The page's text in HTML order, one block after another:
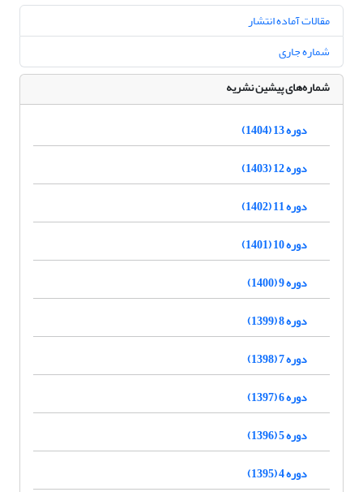
مقالات آماده انتشار
شماره جاری
شماره‌های پیشین نشریه
دوره 13 (1404)
دوره 12 (1403)
دوره 11 (1402)
دوره 10 (1401)
دوره 9 (1400)
دوره 8 (1399)
دوره 7 (1398)
دوره 6 (1397)
دوره 5 (1396)
دوره 4 (1395)